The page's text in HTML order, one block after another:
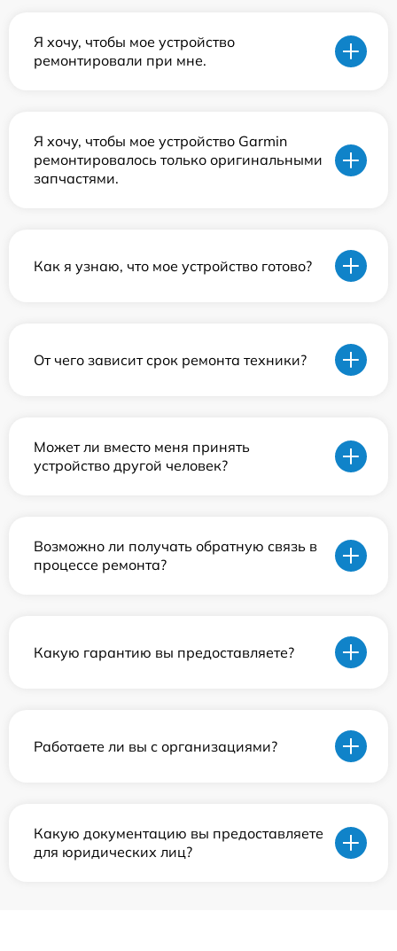
Я хочу, чтобы мое устройство
ремонтировали при мне.
Я хочу, чтобы мое устройство Garmin
ремонтировалось только оригинальными
запчастями.
Как я узнаю, что мое устройство готово?
От чего зависит срок ремонта техники?
Может ли вместо меня принять
устройство другой человек?
Возможно ли получать обратную связь в
процессе ремонта?
Какую гарантию вы предоставляете?
Работаете ли вы с организациями?
Какую документацию вы предоставляете
для юридических лиц?